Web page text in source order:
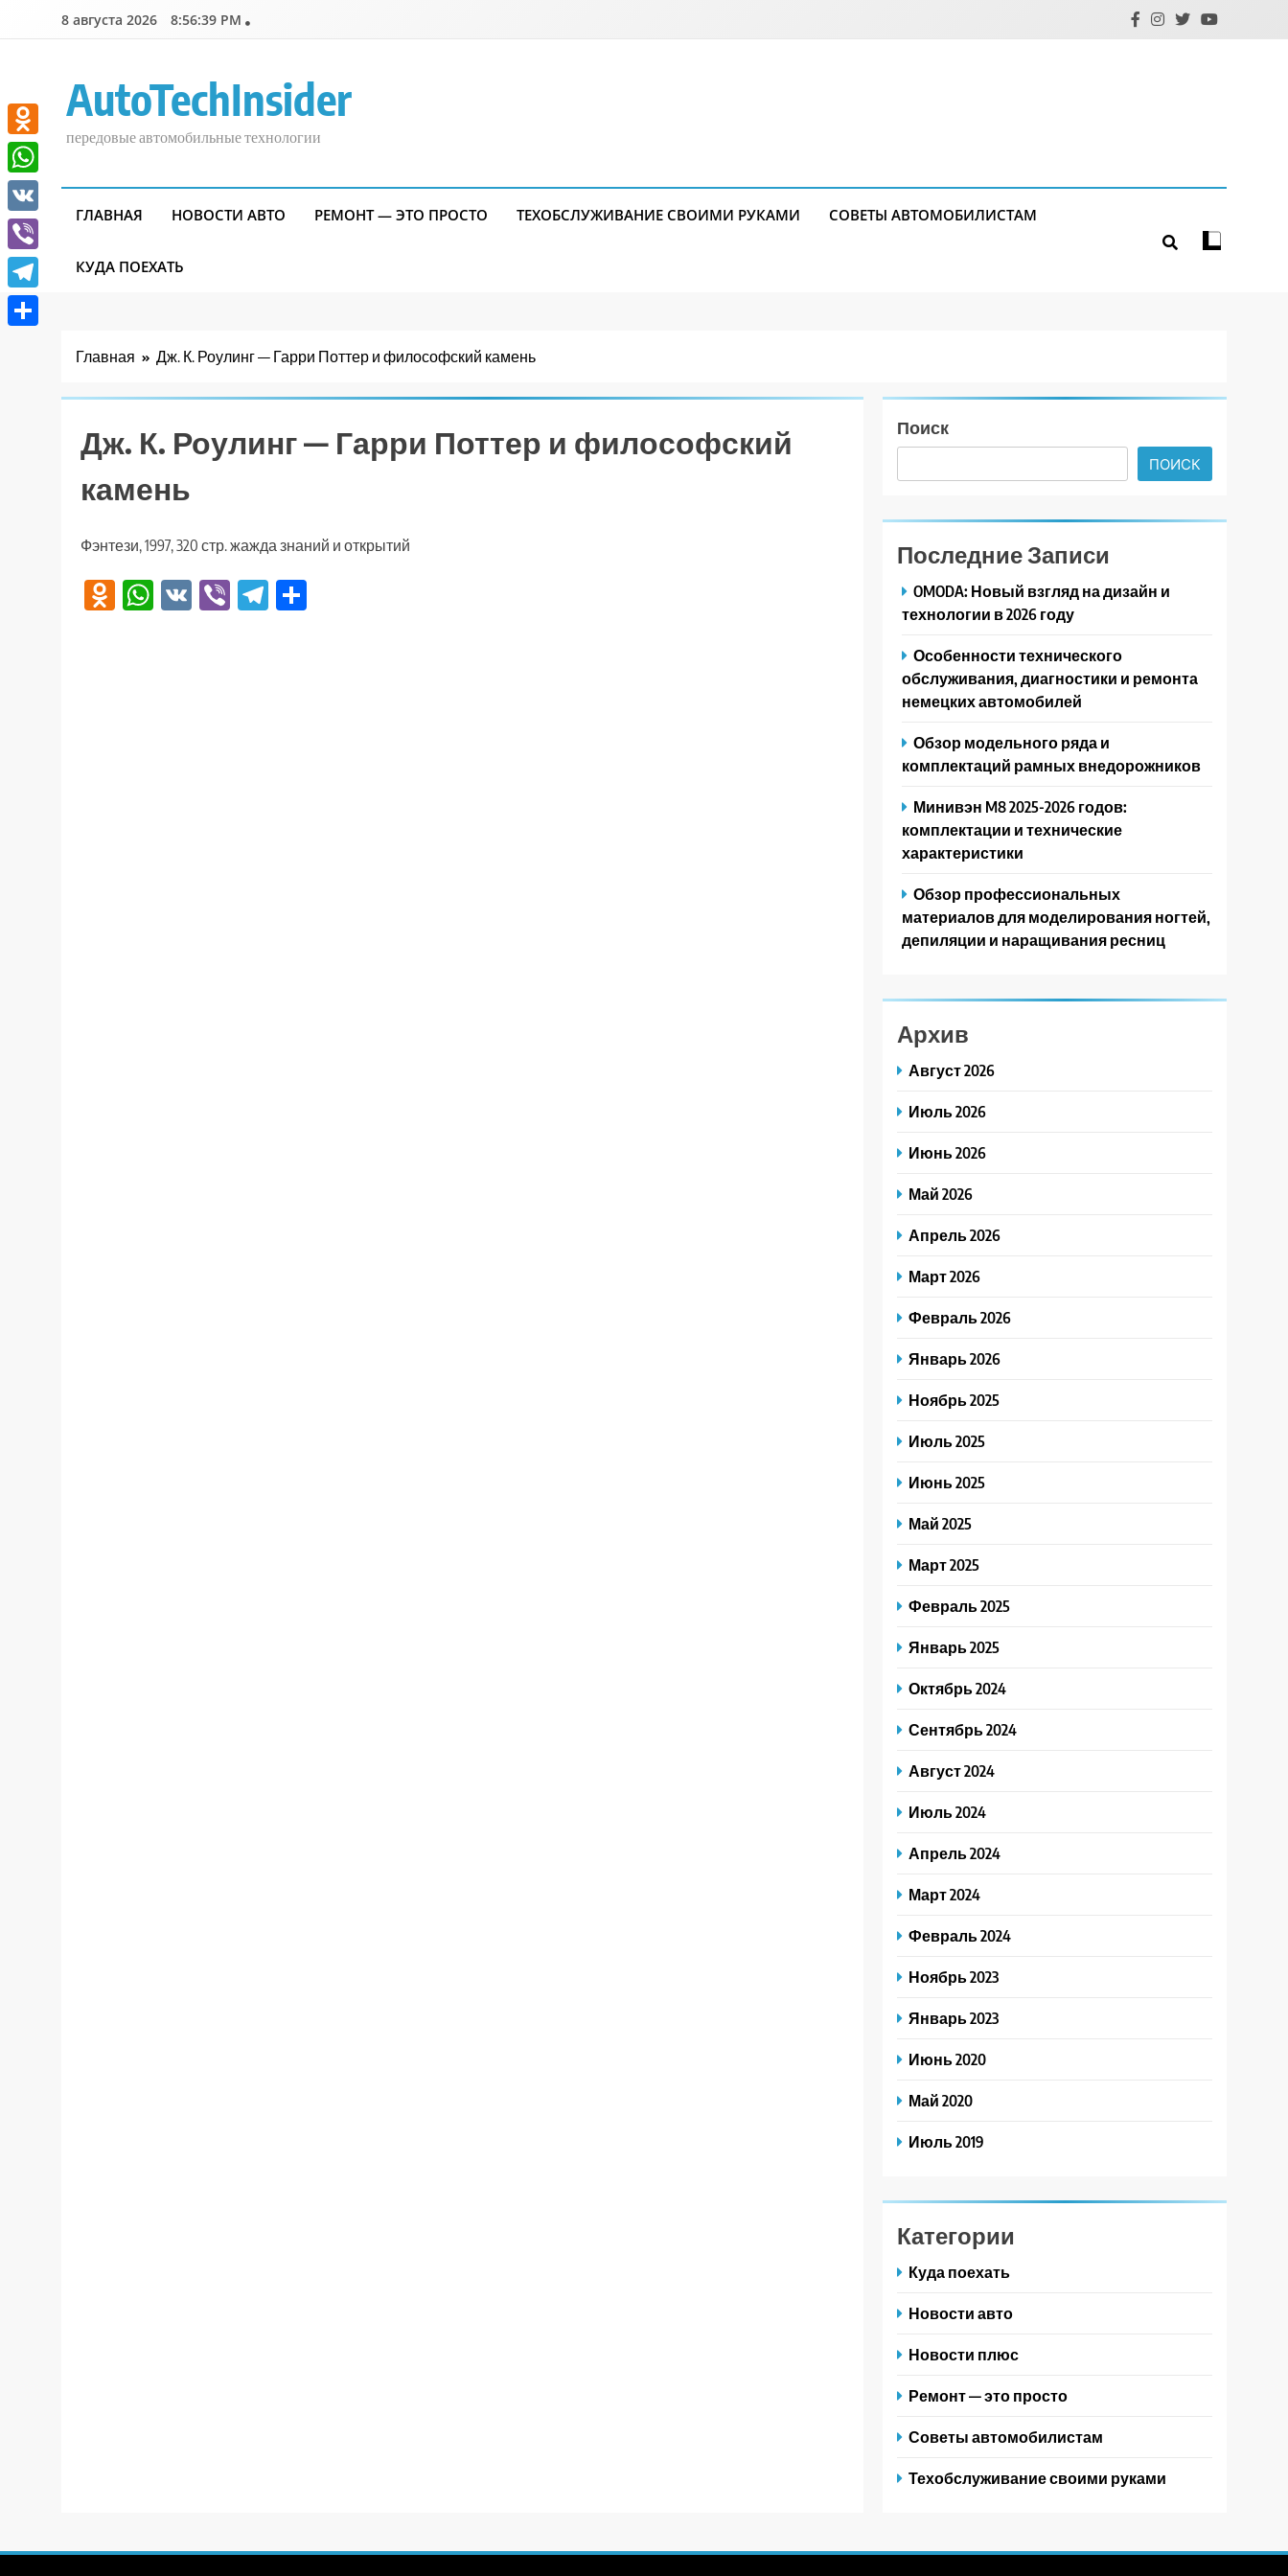
8 августа 2026 8:56:40 PM
AutoTechInsider
передовые автомобильные технологии
ГЛАВНАЯ НОВОСТИ АВТО РЕМОНТ — ЭТО ПРОСТО ТЕХОБСЛУЖИВАНИЕ СВОИМИ РУКАМИ СОВЕТЫ АВТОМОБИЛИСТАМ
КУДА ПОЕХАТЬ
Главная Дж. К. Роулинг — Гарри Поттер и философский камень
Дж. К. Роулинг — Гарри Поттер и философский
камень
Фэнтези, 1997, 320 стр. жажда знаний и открытий
Odnoklassniki
WhatsApp
VK ViberTelegram
Поиск
ПОИСК
Последние Записи
OMODA: Новый взгляд на дизайн и
технологии в 2026 году
Особенности технического
обслуживания, диагностики и ремонта
немецких автомобилей
Обзор модельного ряда и
комплектаций рамных внедорожников
Минивэн M8 2025-2026 годов:
комплектации и технические
характеристики
Обзор профессиональных
материалов для моделирования ногтей,
депиляции и наращивания ресниц
Архив
Август 2026
Июль 2026
Июнь 2026
Май 2026
Апрель 2026
Март 2026
Февраль 2026
Январь 2026
Ноябрь 2025
Июль 2025
Июнь 2025
Май 2025
Март 2025
Февраль 2025
Январь 2025
Октябрь 2024
Сентябрь 2024
Август 2024
Июль 2024
Апрель 2024
Март 2024
Февраль 2024
Ноябрь 2023
Январь 2023
Июнь 2020
Май 2020
Июль 2019
Категории
Куда поехать
Новости авто
Новости плюс
Ремонт — это просто
Советы автомобилистам
Техобслуживание своими руками
Odnoklassniki
WhatsApp
VK
Viber
Telegram